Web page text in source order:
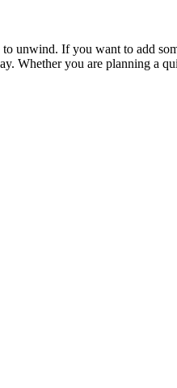
unwind. If you want to add
Whether you are planning a